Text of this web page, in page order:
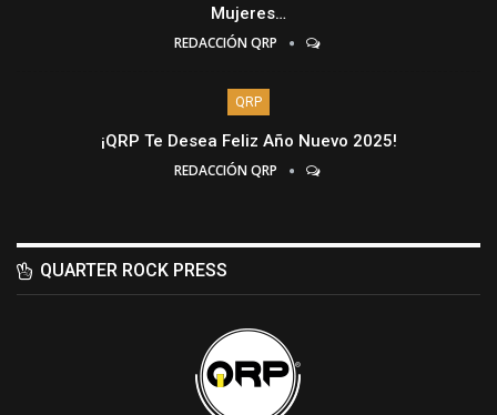
Mujeres…
REDACCIÓN QRP
QRP
¡QRP Te Desea Feliz Año Nuevo 2025!
REDACCIÓN QRP
QUARTER ROCK PRESS